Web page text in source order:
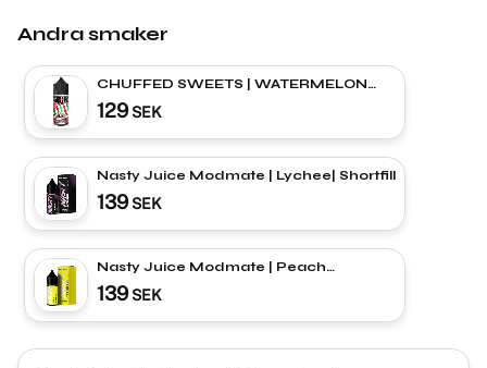
Andra smaker
CHUFFED SWEETS | WATERMELON
CHEW | Shortfill
129 SEK
Nasty Juice Modmate | Lychee| Shortfill
139 SEK
Nasty Juice Modmate | Peach
Lemonade | Shortfill
139 SEK